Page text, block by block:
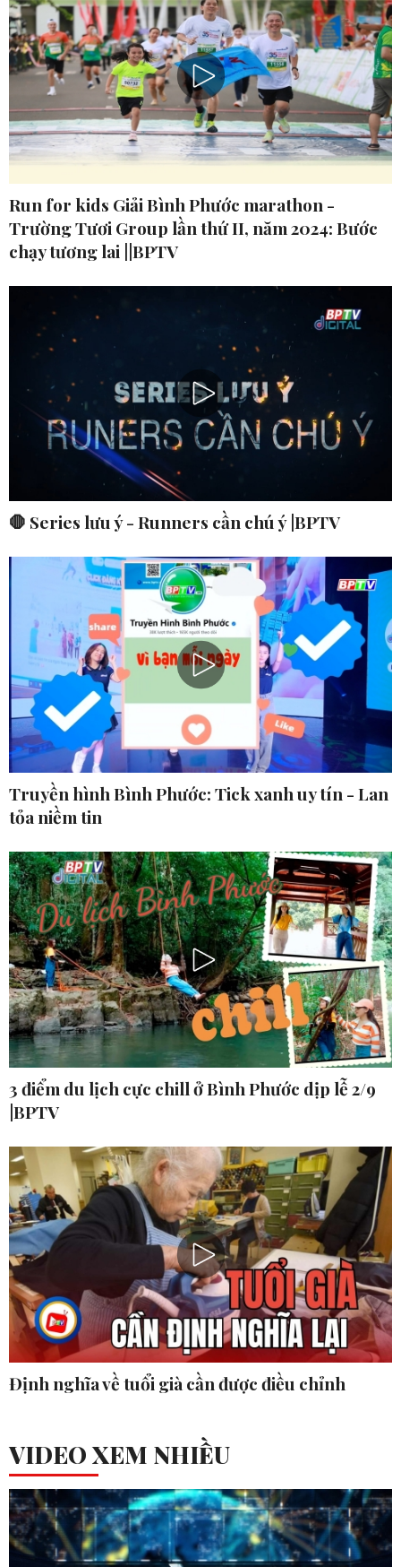
Run for kids Giải Bình Phước marathon -
Trường Tươi Group lần thứ II, năm 2024: Bước
chạy tương lai ||BPTV
🛑 Series lưu ý - Runners cần chú ý |BPTV
Truyền hình Bình Phước: Tick xanh uy tín - Lan
tỏa niềm tin
3 điểm du lịch cực chill ở Bình Phước dịp lễ 2/9
|BPTV
Định nghĩa về tuổi già cần được điều chỉnh
VIDEO XEM NHIỀU